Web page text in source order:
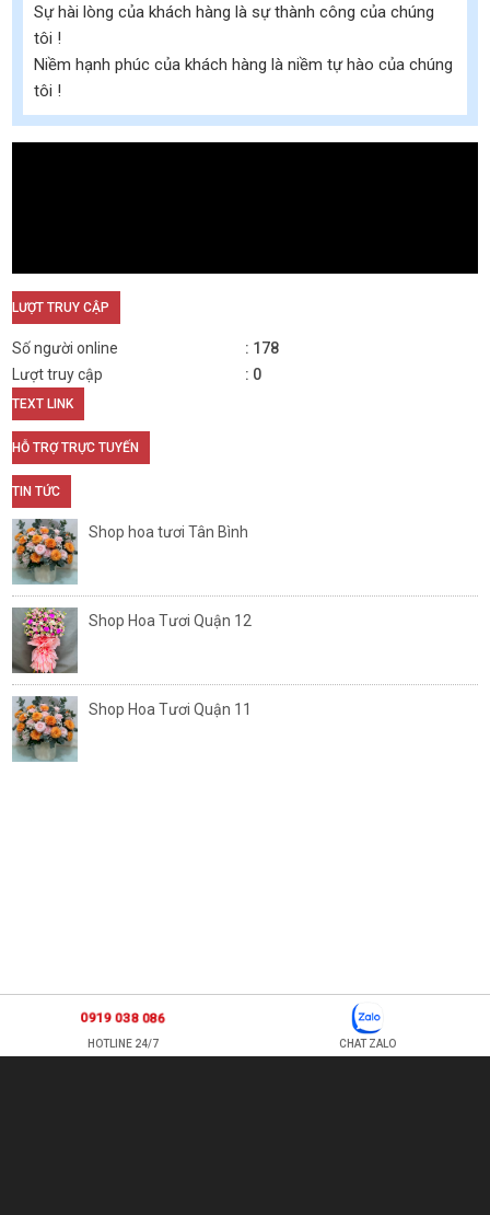
Sự hài lòng của khách hàng là sự thành công của chúng
tôi !
Niềm hạnh phúc của khách hàng là niềm tự hào của chúng
tôi !
LƯỢT TRUY CẬP
Số người online
178
Lượt truy cập
0
TEXT LINK
HỖ TRỢ TRỰC TUYẾN
TIN TỨC
Shop hoa tươi Tân Bình
Shop Hoa Tươi Quận 12
Shop Hoa Tươi Quận 11
0919 038 086
HOTLINE 24/7 CHAT ZALO